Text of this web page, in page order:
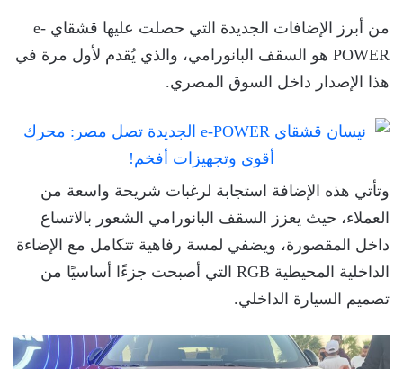
من أبرز الإضافات الجديدة التي حصلت عليها قشقاي e-
POWER هو السقف البانورامي، والذي يُقدم لأول مرة في
هذا الإصدار داخل السوق المصري.
وتأتي هذه الإضافة استجابة لرغبات شريحة واسعة من
العملاء، حيث يعزز السقف البانورامي الشعور بالاتساع
داخل المقصورة، ويضفي لمسة رفاهية تتكامل مع الإضاءة
الداخلية المحيطية RGB التي أصبحت جزءًا أساسيًا من
تصميم السيارة الداخلي.